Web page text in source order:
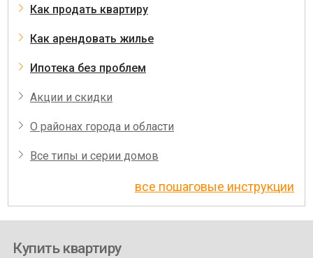
Как продать квартиру
Как арендовать жилье
Ипотека без проблем
Акции и скидки
О районах города и области
Все типы и серии домов
все пошаговые инструкции
Купить квартиру